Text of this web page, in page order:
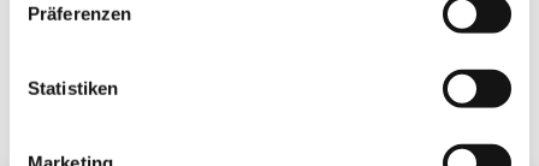
Präferenzen
Statistiken